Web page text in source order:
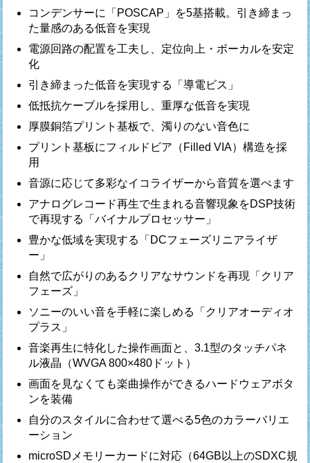
コンデンサーに「POSCAP」を5基搭載。引き締まっ
た量感のある低音を実現
電源回路の配置を工夫し、定位向上・ボーカルを安定
化
引き締まった低音を実現する「導電ビス」
低抵抗ケーブルを採用し、重厚な低音を実現
厚膜銅箔プリント基板で、濁りのない音色に
プリント基板にフィルドビア（Filled VIA）構造を採
用
音源に応じて多彩なイコライザーから音質を選べます
アナログレコード再生で生まれる音響現象をDSP技術
で再現する「バイナルプロセッサー」
豊かな低域を実現する「DCフェーズリニアライザ
ー」
自然で広がりのあるクリアなサウンドを再現「クリア
フェーズ」
ソニーのいい音を手軽に楽しめる「クリアオーディオ
プラス」
音楽再生に特化した操作画面と、3.1型のタッチパネ
ル液晶（WVGA 800×480ドット）
画面を見なくても楽曲操作ができるハードウェアボタ
ンを装備
自分のスタイルに合わせて選べる5色のカラーバリエ
ーション
microSDメモリーカードに対応（64GB以上のSDXC規